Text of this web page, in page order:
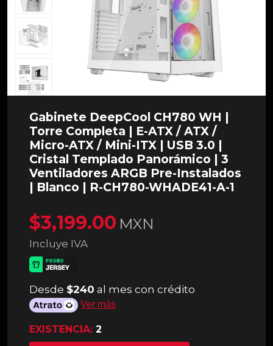
Gabinete DeepCool CH780 WH |
Torre Completa | E-ATX / ATX /
Micro-ATX / Mini-ITX | USB 3.0 |
Cristal Templado Panorámico | 3
Ventiladores ARGB Pre-Instalados
| Blanco | R-CH780-WHADE41-A-1
$3,199.00 MXN
Incluye IVA
Desde $240 al mes con crédito
Ver más
EXISTENCIA: 2